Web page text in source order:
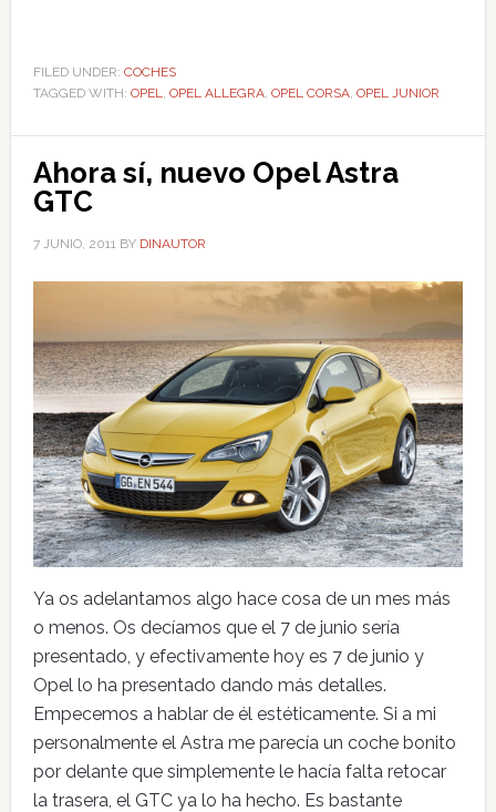
FILED UNDER: COCHES
TAGGED WITH: OPEL OPEL ALLEGRA, OPEL CORSA, OPEL JUNIOR
Ahora sí, nuevo Opel Astra
GTC
7 JUNIO, 2011 BY DINAUTOR
Ya os adelantamos algo hace cosa de un mes más
o menos. Os decíamos que el 7 de junio sería
presentado, y efectivamente hoy es 7 de junio y
Opel lo ha presentado dando más detalles.
Empecemos a hablar de él estéticamente. Si a mi
personalmente el Astra me parecía un coche bonito
por delante que simplemente le hacía falta retocar
la trasera, el GTC ya lo ha hecho. Es bastante